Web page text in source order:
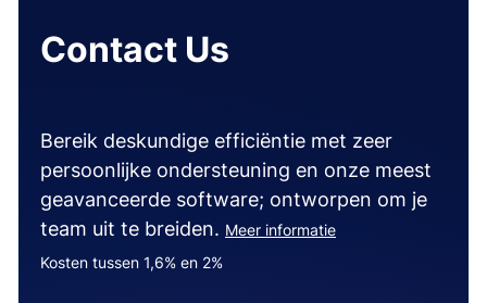
Contact Us
Bereik deskundige efficiëntie met zeer
persoonlijke ondersteuning en onze meest
geavanceerde software; ontworpen om je
team uit te breiden. Meer informatie
Kosten tussen 1,6% en 2%